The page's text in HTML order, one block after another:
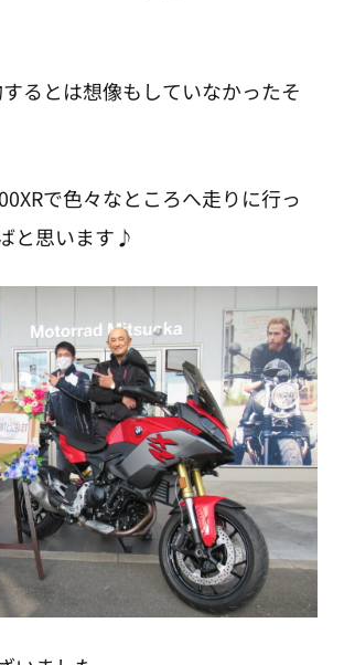
るとは想像もしていなかったそ
で色々なところへ走りに行っ
と思います♪